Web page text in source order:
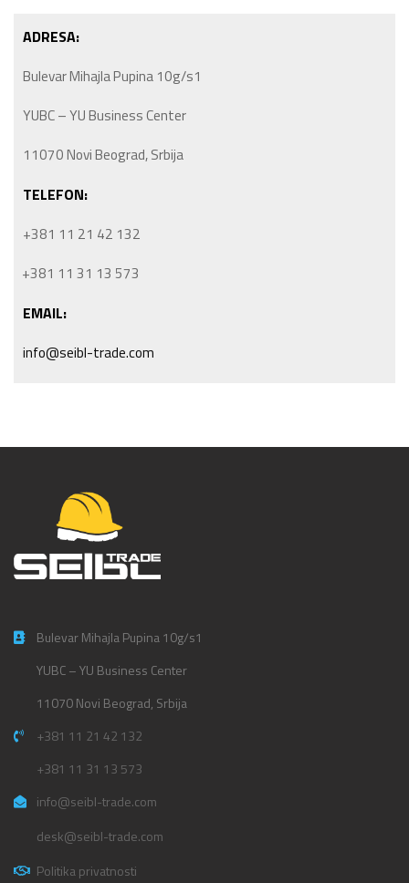
ADRESA:
Bulevar Mihajla Pupina 10g/s1
YUBC – YU Business Center
11070 Novi Beograd, Srbija
TELEFON:
+381 11 21 42 132
+381 11 31 13 573
EMAIL:
info@seibl-trade.com
Bulevar Mihajla Pupina 10g/s1
YUBC – YU Business Center
11070 Novi Beograd, Srbija
+381 11 21 42 132
+381 11 31 13 573
info@seibl-trade.com
desk@seibl-trade.com
Politika privatnosti